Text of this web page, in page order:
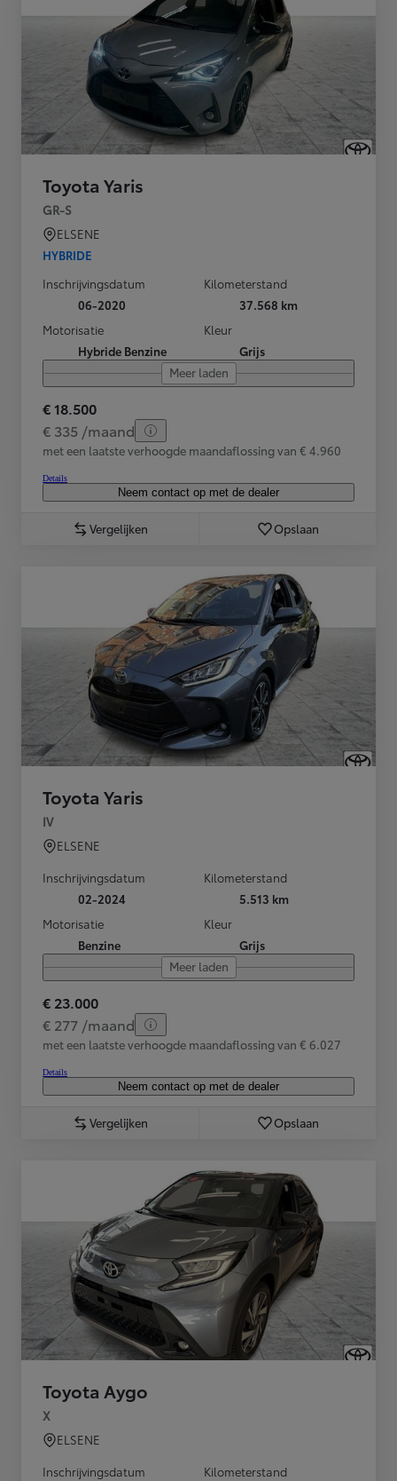
Toyota Yaris
GR-S
ELSENE
HYBRIDE
Inschrijvingsdatum
06-2020
Kilometerstand
37.568 km
Motorisatie
Hybride Benzine
Kleur
Grijs
Meer laden
€ 18.500
€ 335 /maand
met een laatste verhoogde maandaflossing van € 4.960
Details
Neem contact op met de dealer
Vergelijken Opslaan
Toyota Yaris
IV
ELSENE
Inschrijvingsdatum
02-2024
Kilometerstand
5.513 km
Motorisatie
Benzine
Kleur
Grijs
Meer laden
€ 23.000
€ 277 /maand
met een laatste verhoogde maandaflossing van € 6.027
Details
Neem contact op met de dealer
Vergelijken Opslaan
Toyota Aygo
X
ELSENE
Inschrijvingsdatum
Kilometerstand